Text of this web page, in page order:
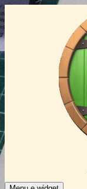
Vai
al
contenuto